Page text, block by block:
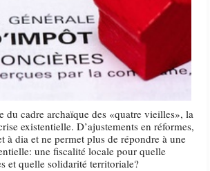
du cadre archaïque des «quatre vieilles», la
existentielle. D’ajustements en réformes,
à dia et ne permet plus de répondre à une
une fiscalité locale pour quelle
et quelle solidarité territoriale?